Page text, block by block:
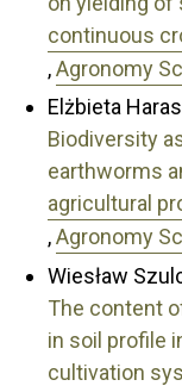
continuous
,Agronomy
Elżbieta
Biodiversity
earthworms
agricultural
,Agronomy
Wiesław
The content
in soil profile
cultivation